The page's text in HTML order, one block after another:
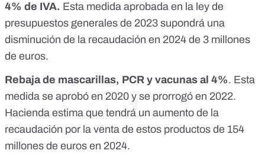
4% de IVA. Esta medida aprobada en la ley de
presupuestos generales de 2023 supondrá una
disminución de la recaudación en 2024 de 3 millones
de euros.
Rebaja de mascarillas, PCR y vacunas al 4%. Esta
medida se aprobó en 2020 y se prorrogó en 2022.
Hacienda estima que tendrá un aumento de la
recaudación por la venta de estos productos de 154
millones de euros en 2024.